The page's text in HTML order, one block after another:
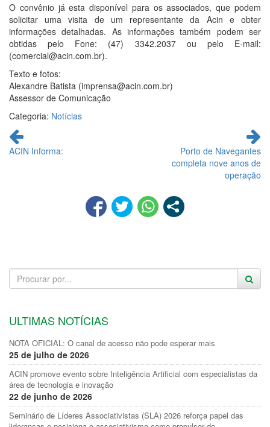
O convênio já esta disponível para os associados, que podem
solicitar uma visita de um representante da Acin e obter
informações detalhadas. As informações também podem ser
obtidas pelo Fone: (47) 3342.2037 ou pelo E-mail:
(comercial@acin.com.br).
Texto e fotos:
Alexandre Batista (imprensa@acin.com.br)
Assessor de Comunicação
Categoria: Notícias
Continue
lendo
ACIN Informa:
Porto de Navegantes
completa nove anos de
operação
ULTIMAS NOTÍCIAS
NOTA OFICIAL: O canal de acesso não pode esperar mais
25 de julho de 2026
ACIN promove evento sobre Inteligência Artificial com especialistas da
área de tecnologia e inovação
22 de junho de 2026
Seminário de Líderes Associativistas (SLA) 2026 reforça papel das